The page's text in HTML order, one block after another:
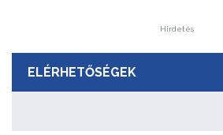
Hirdetés
ELÉRHETŐSÉGEK